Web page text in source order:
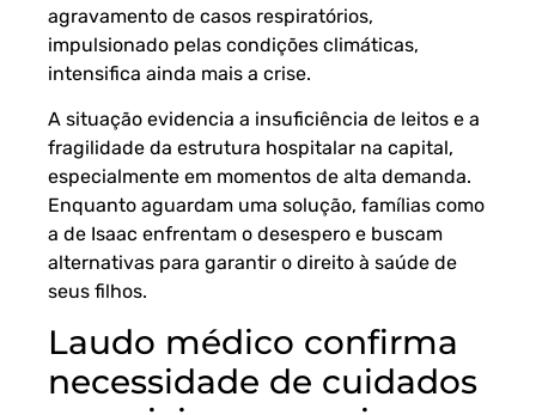
agravamento de casos respiratórios,
impulsionado pelas condições climáticas,
intensifica ainda mais a crise.
A situação evidencia a insuficiência de leitos e a
fragilidade da estrutura hospitalar na capital,
especialmente em momentos de alta demanda.
Enquanto aguardam uma solução, famílias como
a de Isaac enfrentam o desespero e buscam
alternativas para garantir o direito à saúde de
seus filhos.
Laudo médico confirma
necessidade de cuidados